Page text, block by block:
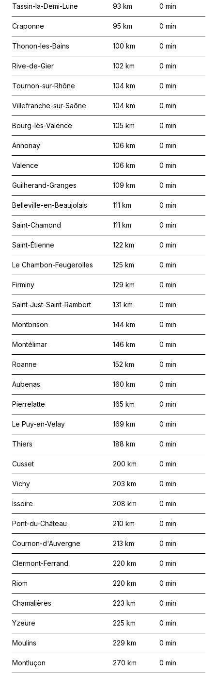
Tassin-la-Demi-Lune 93 km 0 min
Craponne 95 km 0 min
Thonon-les-Bains 100 km 0 min
Rive-de-Gier 102 km 0 min
Tournon-sur-Rhône 104 km 0 min
Villefranche-sur-Saône 104 km 0 min
Bourg-lès-Valence 105 km 0 min
Annonay 106 km 0 min
Valence 106 km 0 min
Guilherand-Granges 109 km 0 min
Belleville-en-Beaujolais 111 km 0 min
Saint-Chamond 111 km 0 min
Saint-Étienne 122 km 0 min
Le Chambon-Feugerolles 125 km 0 min
Firminy 129 km 0 min
Saint-Just-Saint-Rambert 131 km 0 min
Montbrison 144 km 0 min
Montélimar 146 km 0 min
Roanne 152 km 0 min
Aubenas 160 km 0 min
Pierrelatte 165 km 0 min
Le Puy-en-Velay 169 km 0 min
Thiers 188 km 0 min
Cusset 200 km 0 min
Vichy 203 km 0 min
Issoire 208 km 0 min
Pont-du-Château 210 km 0 min
Cournon-d'Auvergne 213 km 0 min
Clermont-Ferrand 220 km 0 min
Riom 220 km 0 min
Chamalières 223 km 0 min
Yzeure 225 km 0 min
Moulins 229 km 0 min
Montluçon 270 km 0 min